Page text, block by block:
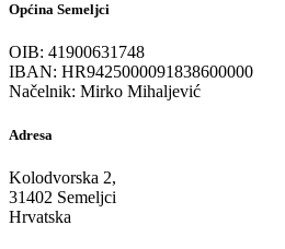
Općina Semeljci
OIB: 41900631748
IBAN: HR9425000091838600000
Načelnik: Mirko Mihaljević
Adresa
Kolodvorska 2,
31402 Semeljci
Hrvatska